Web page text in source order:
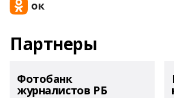
Партнеры
Фотобанк
журналистов РБ